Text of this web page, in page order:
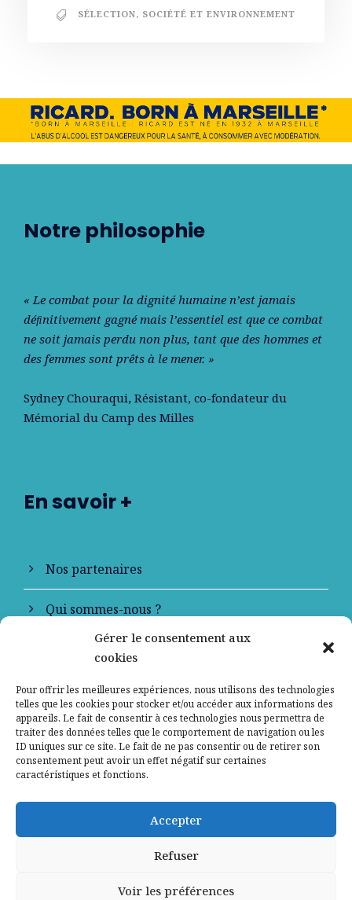
Gérer le consentement aux
cookies
Pour offrir les meilleures expériences, nous utilisons des technologies
telles que les cookies pour stocker et/ou accéder aux informations des
appareils. Le fait de consentir à ces technologies nous permettra de
traiter des données telles que le comportement de navigation ou les
ID uniques sur ce site. Le fait de ne pas consentir ou de retirer son
consentement peut avoir un effet négatif sur certaines
caractéristiques et fonctions.
Accepter
Refuser
Voir les préférences
SÉLECTION, SOCIÉTÉ ET ENVIRONNEMENT
Notre philosophie
« Le combat pour la dignité humaine n’est jamais
déﬁnitivement gagné mais l’essentiel est que ce combat
ne soit jamais perdu non plus, tant que des hommes et
des femmes sont prêts à le mener. »
Sydney Chouraqui, Résistant, co-fondateur du
Mémorial du Camp des Milles
En savoir +
Nos partenaires
Qui sommes-nous ?
Contactez-nous
Mentions légales
Politique de confidentialité